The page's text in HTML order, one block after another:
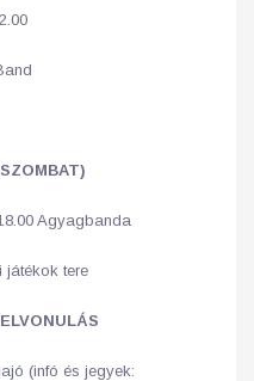
Agyagbanda
játékok tere
(infó és jegyek: